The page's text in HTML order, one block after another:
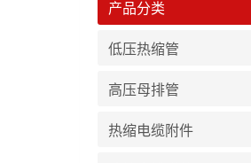
产品分类
低压热缩管
高压母排管
热缩电缆附件